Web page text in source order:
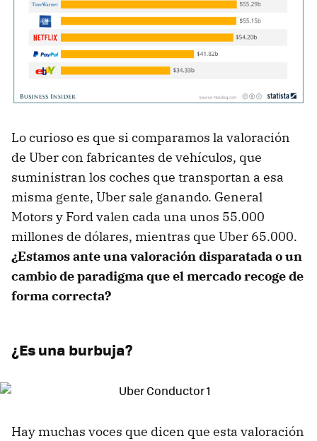
Lo curioso es que si comparamos la valoración
de Uber con fabricantes de vehículos, que
suministran los coches que transportan a esa
misma gente, Uber sale ganando. General
Motors y Ford valen cada una unos 55.000
millones de dólares, mientras que Uber 65.000.
¿Estamos ante una valoración disparatada o un
cambio de paradigma que el mercado recoge de
forma correcta?
¿Es una burbuja?
Hay muchas voces que dicen que esta valoración